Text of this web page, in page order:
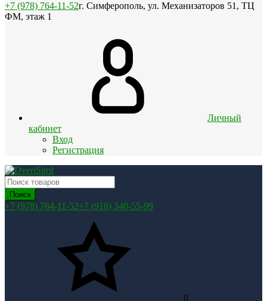
+7 (978) 764-11-52г. Симферополь, ул. Механизаторов 51, ТЦ
ФМ, этаж 1
Личный
кабинет
Вход
Регистрация
Поиск
+7 (978) 764-11-52+7 (918) 340-55-99
0